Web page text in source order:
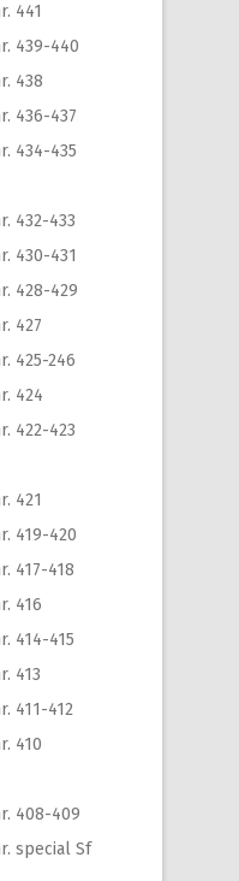
441
439-440
438
436-437
434-435
432-433
430-431
428-429
427
425-246
424
422-423
421
419-420
417-418
416
414-415
413
411-412
410
408-409
special Sf